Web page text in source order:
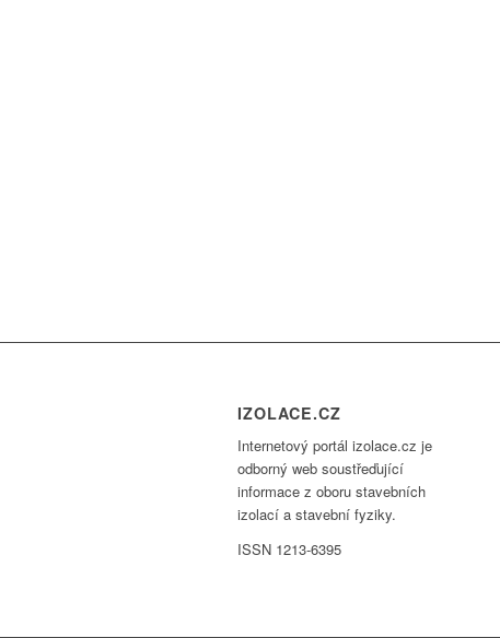
IZOLACE.CZ
Internetový portál izolace.cz je
odborný web soustřeďující
informace z oboru stavebních
izolací a stavební fyziky.
ISSN 1213-6395